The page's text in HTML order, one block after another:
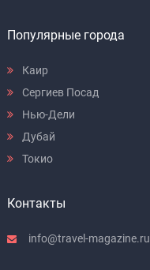
Популярные города
Каир
Сергиев Посад
Нью-Дели
Дубай
Токио
Контакты
info@travel-magazine.ru